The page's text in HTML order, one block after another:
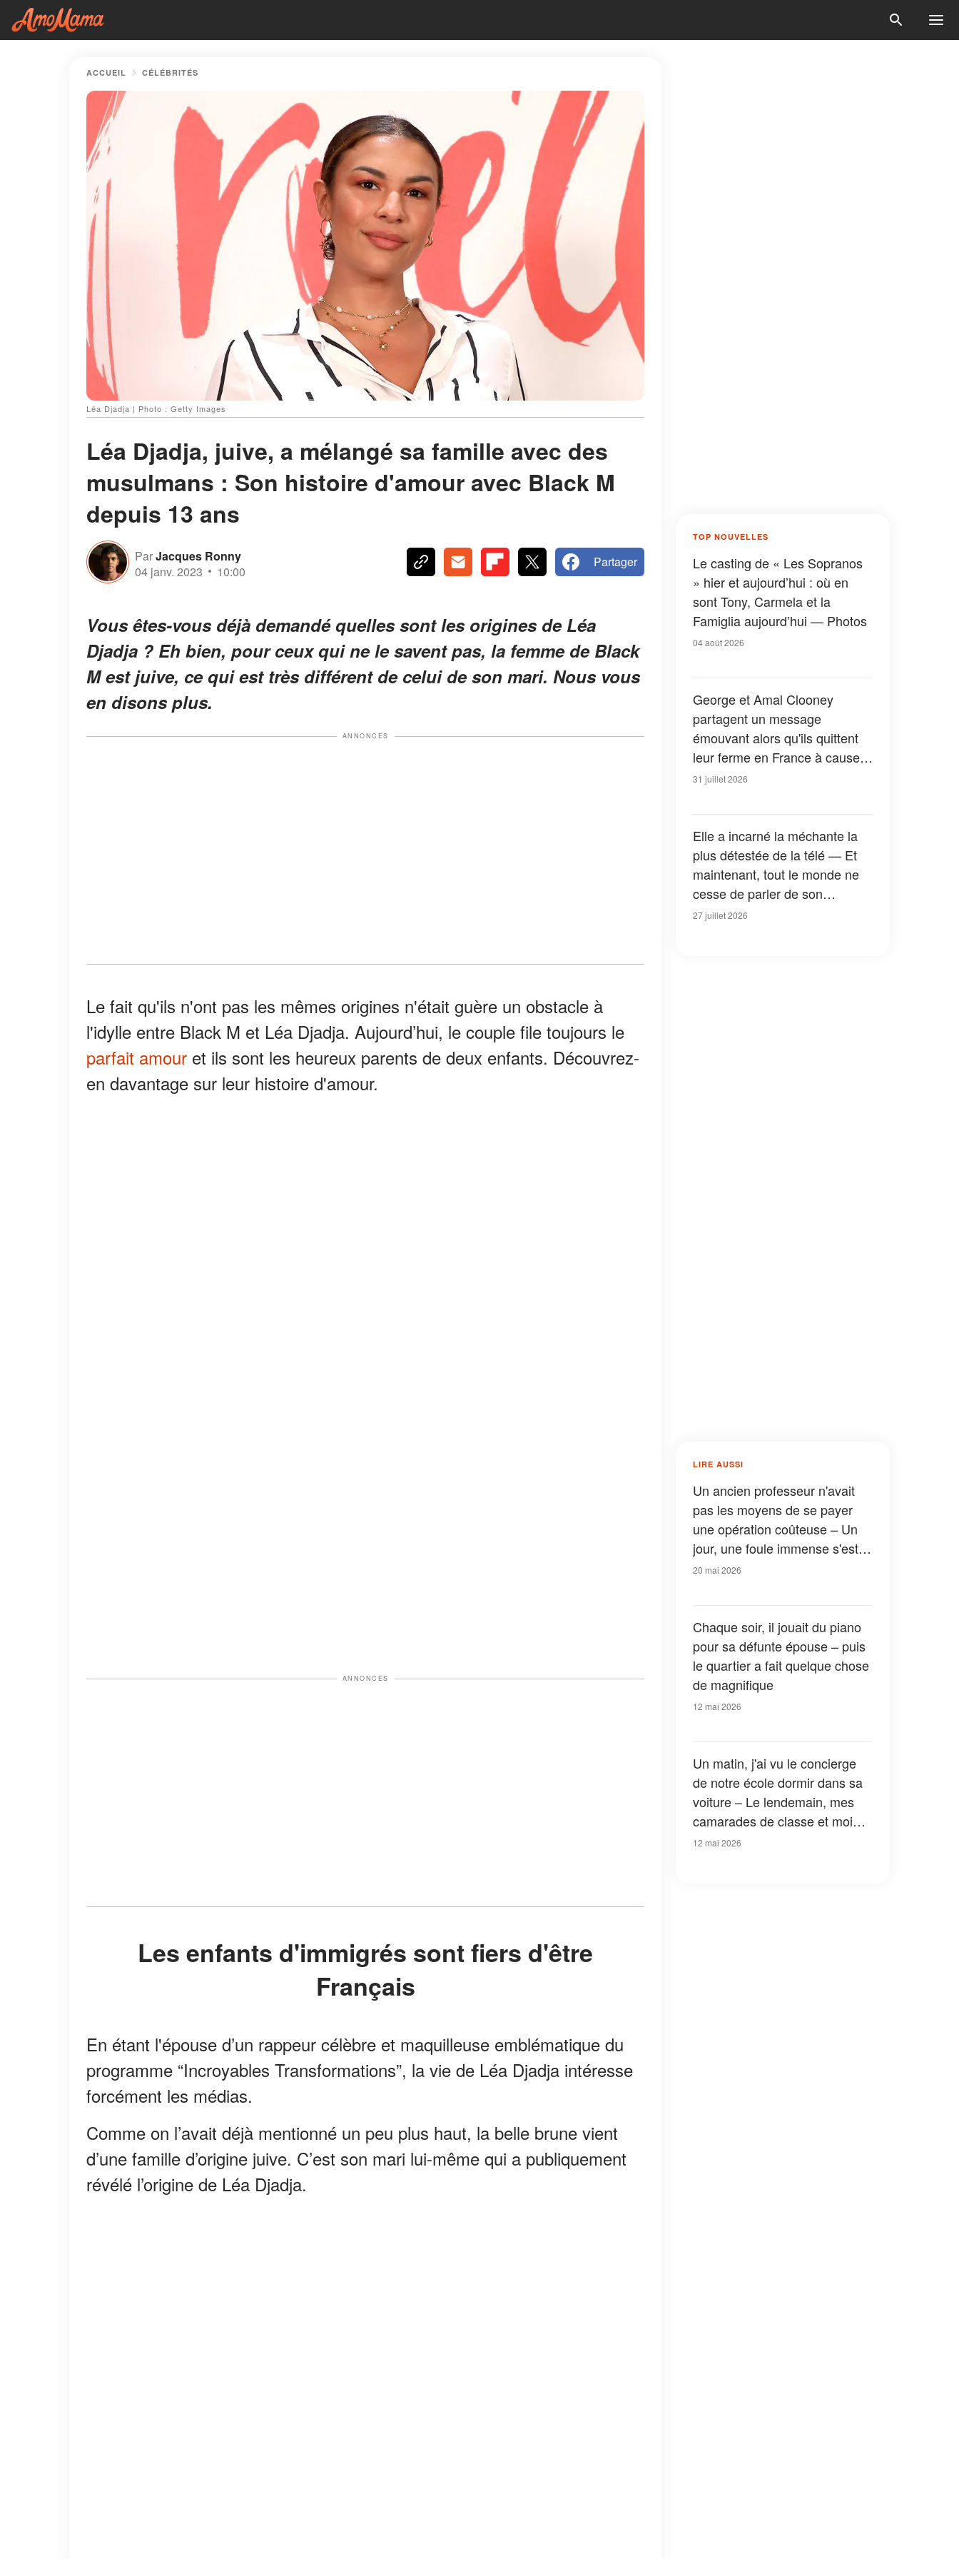
ACCUEIL CÉLÉBRITÉS
Léa Djadja | Photo : Getty Images
Léa Djadja, juive, a mélangé sa famille avec des
musulmans : Son histoire d'amour avec Black M
depuis 13 ans
ParJacques Ronny
04 janv. 2023
10:00
Partager
Vous êtes-vous déjà demandé quelles sont les origines de Léa
Djadja ? Eh bien, pour ceux qui ne le savent pas, la femme de Black
M est juive, ce qui est très différent de celui de son mari. Nous vous
en disons plus.
ANNONCES
Le fait qu'ils n'ont pas les mêmes origines n'était guère un obstacle à
l'idylle entre Black M et Léa Djadja. Aujourd’hui, le couple file toujours le
parfait amour et ils sont les heureux parents de deux enfants. Découvrez-
en davantage sur leur histoire d'amour.
ANNONCES
Les enfants d'immigrés sont fiers d'être
Français
En étant l'épouse d’un rappeur célèbre et maquilleuse emblématique du
programme “Incroyables Transformations”, la vie de Léa Djadja intéresse
forcément les médias.
Comme on l’avait déjà mentionné un peu plus haut, la belle brune vient
d’une famille d’origine juive. C’est son mari lui-même qui a publiquement
révélé l’origine de Léa Djadja.
TOP NOUVELLES
Le casting de « Les Sopranos
» hier et aujourd’hui : où en
sont Tony, Carmela et la
Famiglia aujourd’hui — Photos
04 août 2026
George et Amal Clooney
partagent un message
émouvant alors qu'ils quittent
leur ferme en France à cause
des feux de forêt — Tous les
31 juillet 2026
Elle a incarné la méchante la
plus détestée de la télé — Et
maintenant, tout le monde ne
cesse de parler de son
apparition dans la nouvelle
27 juillet 2026
LIRE AUSSI
Un ancien professeur n'avait
pas les moyens de se payer
une opération coûteuse – Un
jour, une foule immense s'est
rassemblée près de l'hôpital
20 mai 2026
Chaque soir, il jouait du piano
pour sa défunte épouse – puis
le quartier a fait quelque chose
de magnifique
12 mai 2026
Un matin, j'ai vu le concierge
de notre école dormir dans sa
voiture – Le lendemain, mes
camarades de classe et moi
avons changé sa vie pour
12 mai 2026